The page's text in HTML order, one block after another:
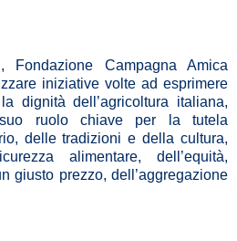
Fondazione Campagna Amica
iniziative volte ad esprimere
dignità dell’agricoltura italiana,
ruolo chiave per la tutela
delle tradizioni e della cultura,
alimentare, dell’equità,
giusto prezzo, dell’aggregazione